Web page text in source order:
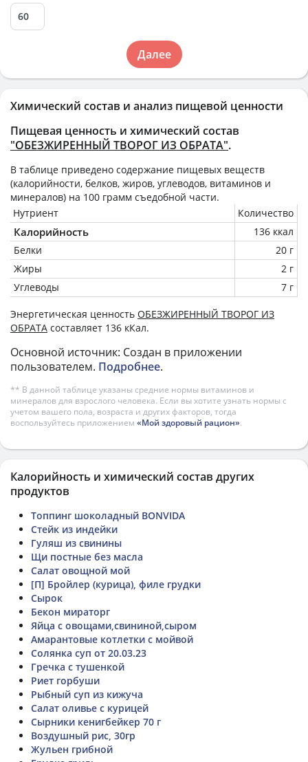
Химический состав и анализ пищевой ценности
Пищевая ценность и химический состав
"ОБЕЗЖИРЕННЫЙ ТВОРОГ ИЗ ОБРАТА".
В таблице приведено содержание пищевых веществ
(калорийности, белков, жиров, углеводов, витаминов и
минералов) на 100 грамм съедобной части.
Нутриент
Количество
Калорийность
136 ккал
Белки
20 г
Жиры
2 г
Углеводы
7 г
Энергетическая ценность ОБЕЗЖИРЕННЫЙ ТВОРОГ ИЗ
ОБРАТА составляет 136 кКал.
Основной источник: Создан в приложении
пользователем. Подробнее.
** В данной таблице указаны средние нормы витаминов и
минералов для взрослого человека. Если вы хотите узнать нормы с
учетом вашего пола, возраста и других факторов, тогда
воспользуйтесь приложением «Мой здоровый рацион».
Далее
Калорийность и химический состав других
продуктов
Топпинг шоколадный BONVIDA
Стейк из индейки
Гуляш из свинины
Щи постные без масла
Салат овощной мой
[П] Бройлер (курица), филе грудки
Сырок
Бекон мираторг
Яйца с овощами,свининой,сыром
Амарантовые котлетки с мойвой
Солянка суп от 20.03.23
Гречка с тушенкой
Риет горбуши
Рыбный суп из кижуча
Салат оливье с курицей
Сырники кенигбейкер 70 г
Воздушный рис, 30гр
Жульен грибной